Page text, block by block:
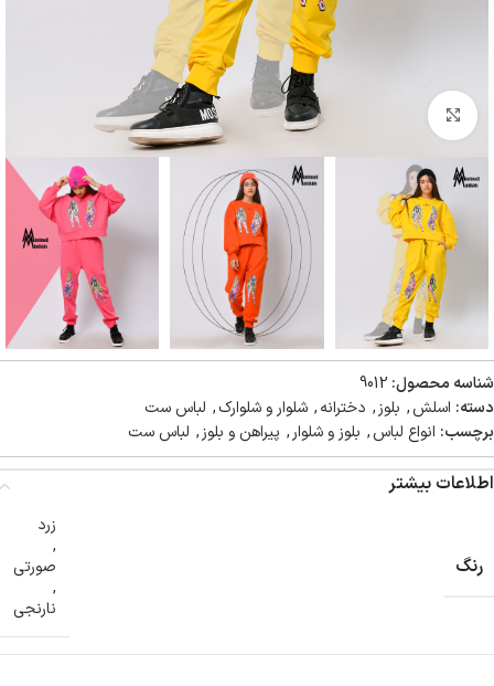
بزرگنمایی تصویر
شناسه محصول: 9012
دسته: اسلش, بلوز, دخترانه, شلوار و شلوارک, لباس ست
برچسب: انواع لباس, بلوز و شلوار , پیراهن و بلوز, لباس ست
اطلاعات بیشتر
رنگ
زرد
,
صورتی
,
نارنجی